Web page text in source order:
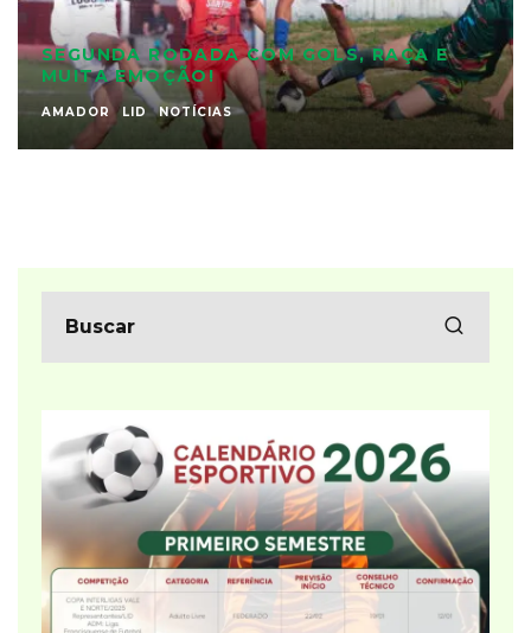
SEGUNDA RODADA COM GOLS, RAÇA E
MUITA EMOÇÃO!
AMADOR LID NOTÍCIAS